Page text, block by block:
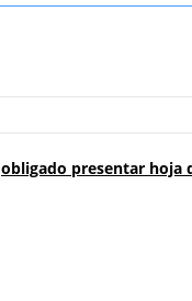
obligado presentar hoja